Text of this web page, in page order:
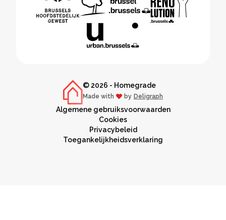
© 2026 - Homegrade
Made with love
by Deligraph
Algemene gebruiksvoorwaarden
Cookies
Privacybeleid
Toegankelijkheidsverklaring